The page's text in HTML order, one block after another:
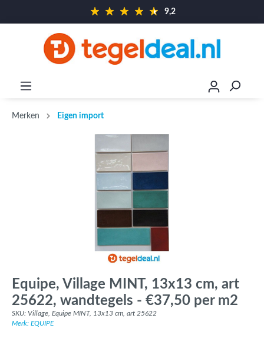
9,2
Merken Eigen import
Equipe, Village MINT, 13x13 cm, art
25622, wandtegels - €37,50 per m2
SKU: Village, Equipe MINT, 13x13 cm, art 25622
Merk: EQUIPE